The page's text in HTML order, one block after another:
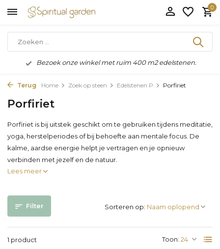
0
Bezoek onze winkel met ruim 400 m2 edelstenen.
Terug Home Zoek op steen Edelstenen P Porfiriet
Porfiriet
Porfiriet is bij uitstek geschikt om te gebruiken tijdens meditatie,
yoga, herstelperiodes of bij behoefte aan mentale focus. De
kalme, aardse energie helpt je vertragen en je opnieuw
verbinden met jezelf en de natuur.
Lees meer
Filter
1 product Toon:
Sorteren op: